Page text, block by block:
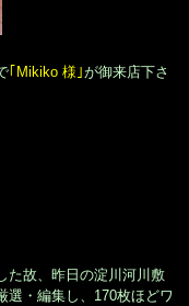
｢Mikiko 様｣が御来店下さ
た故、昨日の淀川河川敷
選・編集し、170枚ほどワ